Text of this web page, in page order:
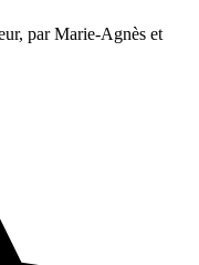
par Marie-Agnès et